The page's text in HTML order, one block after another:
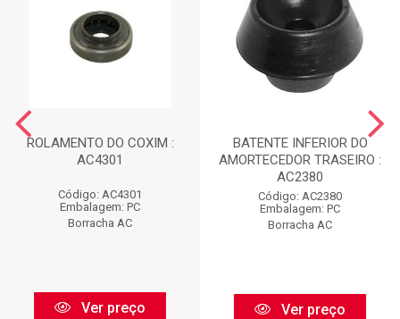
ROLAMENTO DO COXIM :
AC4301
Código: AC4301
Embalagem: PC
Borracha AC
Ver preço
BATENTE INFERIOR DO
AMORTECEDOR TRASEIRO :
AC2380
Código: AC2380
Embalagem: PC
Borracha AC
Ver preço